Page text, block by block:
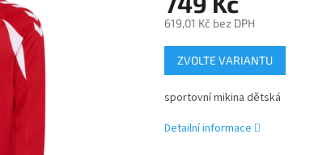
619,01 Kč bez DPH
Měrná
cena:
ZVOLTE VARIANTU
sportovní mikina dětská
Detailní informace